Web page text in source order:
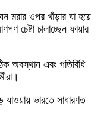
মরার ওপর খাঁড়ার ঘা হয়ে
চেষ্টা চালাচ্ছেন ফায়ার
অবস্থান এবং গতিবিধি
যাওয়ায় ভারতে সাধারণত